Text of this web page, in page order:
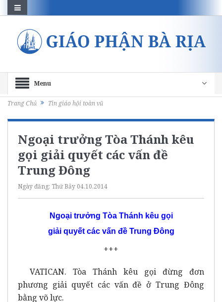
Menu
Trang Chủ Tin giáo hội toàn vũ
Ngoại trưởng Tòa Thánh kêu
gọi giải quyết các vấn đề
Trung Đông
Ngày đăng: Thứ Bảy 04.10.2014
Ngoại trưởng Tòa Thánh kêu gọi
giải quyết các vấn đề Trung Đông
+++
VATICAN. Tòa Thánh kêu gọi đừng đơn
phương giải quyết các vấn đề ở Trung Đông
bằng võ lực.